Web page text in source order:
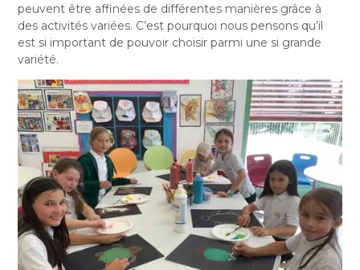
peuvent être affinées de différentes manières grâce à
des activités variées. C’est pourquoi nous pensons qu’il
est si important de pouvoir choisir parmi une si grande
variété.